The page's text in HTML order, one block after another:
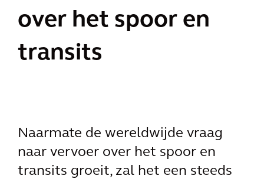
over het spoor en
transits
Naarmate de wereldwijde vraag
naar vervoer over het spoor en
transits groeit, zal het een steeds